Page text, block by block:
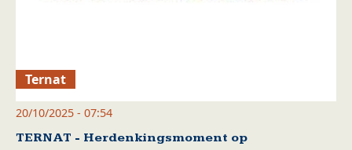
Ternat
20/10/2025 - 07:54
TERNAT - Herdenkingsmoment op